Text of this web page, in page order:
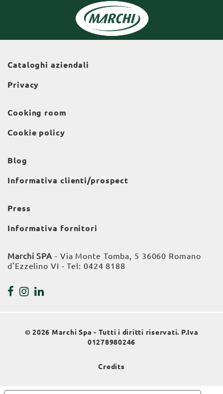
Cataloghi aziendali
Privacy
Cooking room
Cookie policy
Blog
Informativa clienti/prospect
Press
Informativa fornitori
Marchi SPA - Via Monte Tomba, 5 36060 Romano
d'Ezzelino VI - Tel: 0424 8188
© 2026 Marchi Spa - Tutti i diritti riservati. P.Iva
01278980246
Credits